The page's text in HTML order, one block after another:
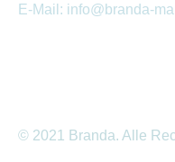
E-Mail: info@branda-
© 2021 Branda. Alle